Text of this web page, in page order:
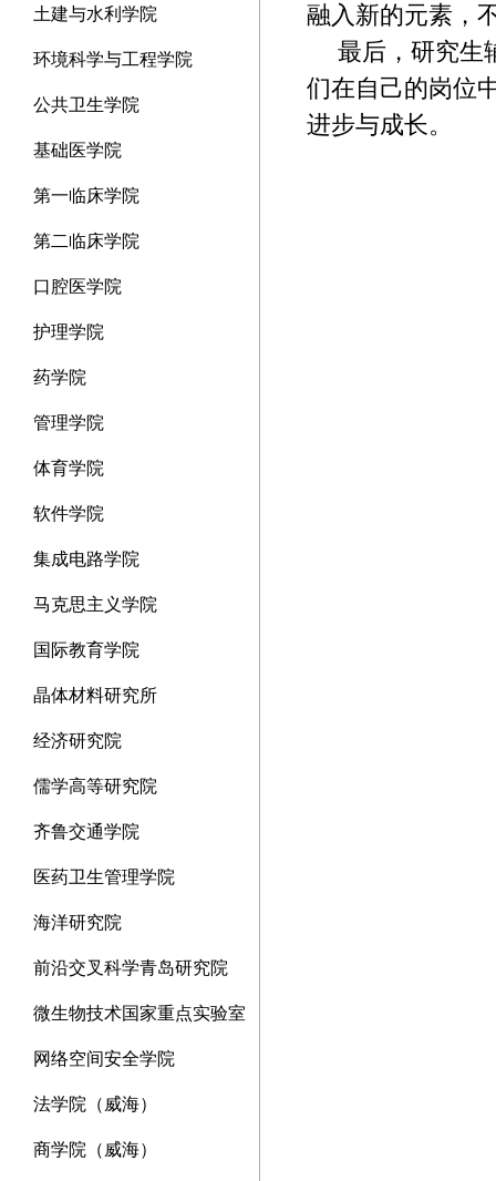
土建与水利学院
环境科学与工程学院
公共卫生学院
基础医学院
第一临床学院
第二临床学院
口腔医学院
护理学院
药学院
管理学院
体育学院
软件学院
集成电路学院
马克思主义学院
国际教育学院
晶体材料研究所
经济研究院
儒学高等研究院
齐鲁交通学院
医药卫生管理学院
海洋研究院
前沿交叉科学青岛研究院
微生物技术国家重点实验室
网络空间安全学院
法学院（威海）
商学院（威海）
融入新的元素，
最后，研究生
们在自己的岗位
进步与成长。